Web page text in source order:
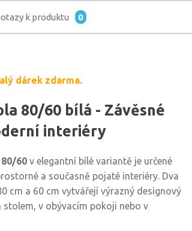
k produktu 0
dárek zdarma.
80/60 bílá - Závěsné
interiéry
60 v elegantní bílé variantě je určené
a současně pojaté interiéry. Dva
cm a 60 cm vytvářejí výrazný designový
v obývacím pokoji nebo v